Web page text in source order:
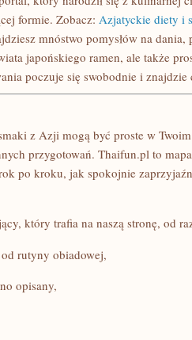
formie. Zobacz: Azjatyckie diety i
mnóstwo pomysłów na
japońskiego ramen, ale także
poczuje się swobodnie i znajdzie
z Azji mogą być proste w
przygotowań. Thaifun.pl to
po kroku, jak spokojnie
który trafia na naszą stronę, od
rutyny obiadowej,
opisany,